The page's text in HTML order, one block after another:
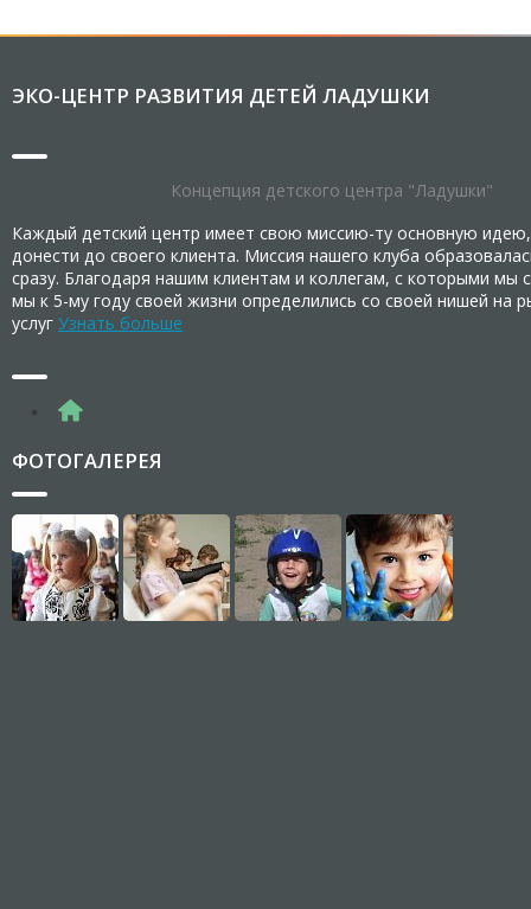
ЭКО-ЦЕНТР РАЗВИТИЯ ДЕТЕЙ ЛАДУШКИ
Концепция детского центра "Ладушки"
Каждый детский центр имеет свою миссию-ту основную
донести до своего клиента. Миссия нашего клуба
сразу. Благодаря нашим клиентам и коллегам, с которыми мы
мы к 5-му году своей жизни определились со своей нишей на
услуг Узнать больше
ФОТОГАЛЕРЕЯ